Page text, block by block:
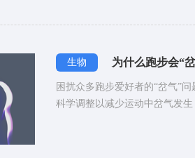
生物 为什么跑步会“
困扰众多跑步爱好者的“岔气”
科学调整以减少运动中岔气发